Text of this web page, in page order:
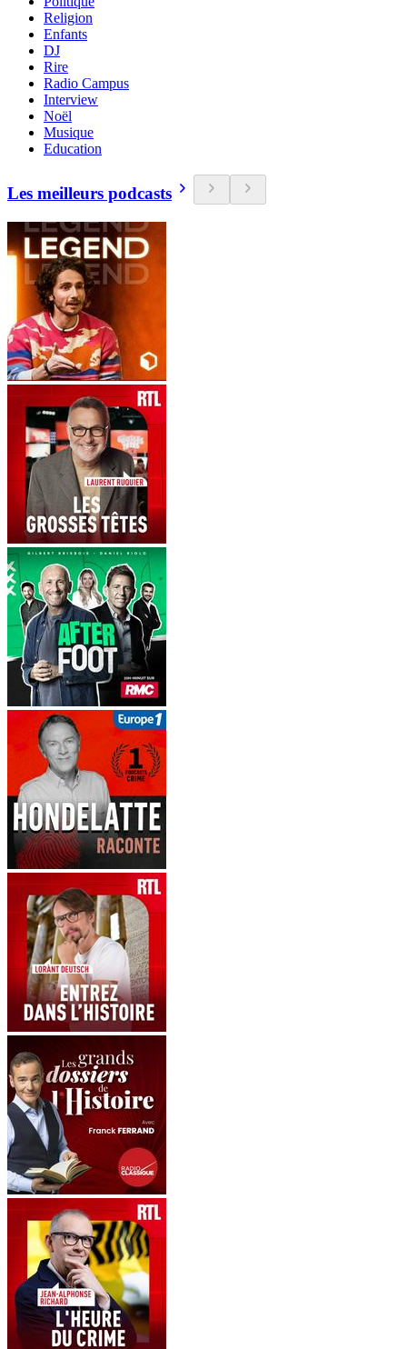
Religion
Enfants
DJ
Rire
Radio Campus
Interview
Noël
Musique
Education
Les meilleurs podcasts